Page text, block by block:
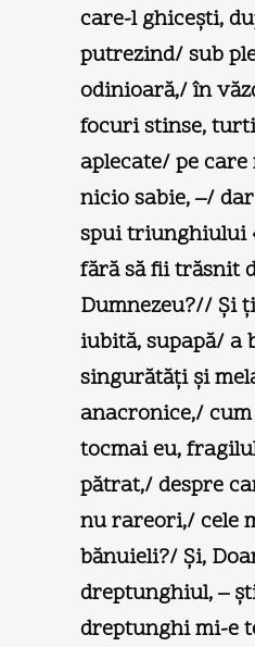
care-l ghiceşti,
putrezind/ sub
odinioară,/ în
focuri stinse,
aplecate/ pe
nicio sabie, –/
spui triunghiului
fără să fii trăsnit
Dumnezeu?// Şi
iubită, supapă/ a
singurătăţi şi
anacronice,/
tocmai eu,
pătrat,/ despre
nu rareori,/ cele
bănuieli?/ Şi,
dreptunghiul, –
dreptunghi mi-e